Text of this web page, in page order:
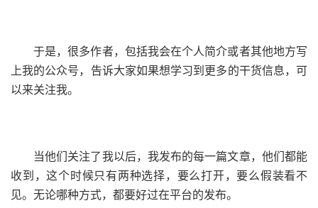
于是，很多作者，包括我会在个人简介或者其他地方写
上我的公众号，告诉大家如果想学习到更多的干货信息，可
以来关注我。
当他们关注了我以后，我发布的每一篇文章，他们都能
收到，这个时候只有两种选择，要么打开，要么假装看不
见。无论哪种方式，都要好过在平台的发布。